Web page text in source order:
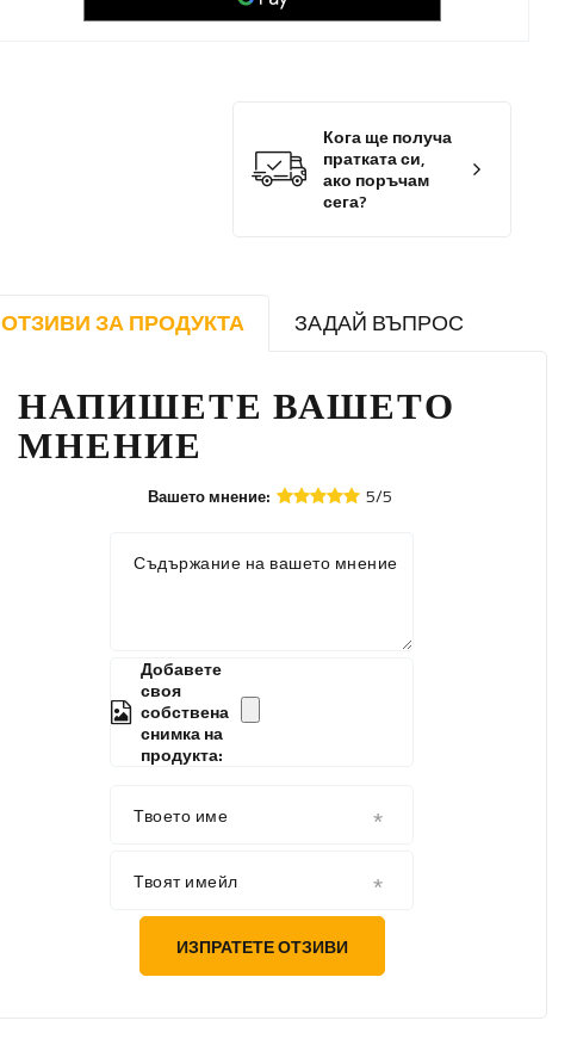
Кога ще получа
пратката си,
ако поръчам
сега?
ОТЗИВИ ЗА ПРОДУКТА ЗАДАЙ ВЪПРОС
НАПИШЕТЕ ВАШЕТО
МНЕНИЕ
Вашето мнение: 5/5
Съдържание на вашето мнение
Добавете
своя
собствена
снимка на
продукта:
Твоето име
Твоят имейл
ИЗПРАТЕТЕ ОТЗИВИ